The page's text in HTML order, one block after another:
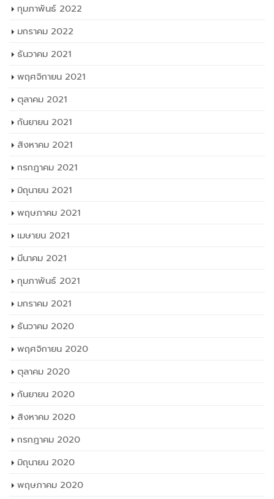
กุมภาพันธ์ 2022
มกราคม 2022
ธันวาคม 2021
พฤศจิกายน 2021
ตุลาคม 2021
กันยายน 2021
สิงหาคม 2021
กรกฎาคม 2021
มิถุนายน 2021
พฤษภาคม 2021
เมษายน 2021
มีนาคม 2021
กุมภาพันธ์ 2021
มกราคม 2021
ธันวาคม 2020
พฤศจิกายน 2020
ตุลาคม 2020
กันยายน 2020
สิงหาคม 2020
กรกฎาคม 2020
มิถุนายน 2020
พฤษภาคม 2020